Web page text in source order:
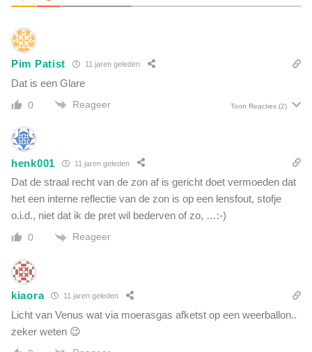
4
4
8
8
m
e
n
n
p
l
n
t
e
i
n
i
e
n
u
t
e
u
c
h
t
v
r
l
t
e
Pim Patist 11 jaren geleden
Dat is een Glare
0 Reageer Toon Reacties (2)
henk001 11 jaren geleden
Dat de straal recht van de zon af is gericht doet vermoeden dat
het een interne reflectie van de zon is op een lensfout, stofje
o.i.d., niet dat ik de pret wil bederven of zo, …:-)
0 Reageer
kiaora 11 jaren geleden
Licht van Venus wat via moerasgas afketst op een weerballon..
zeker weten 😉